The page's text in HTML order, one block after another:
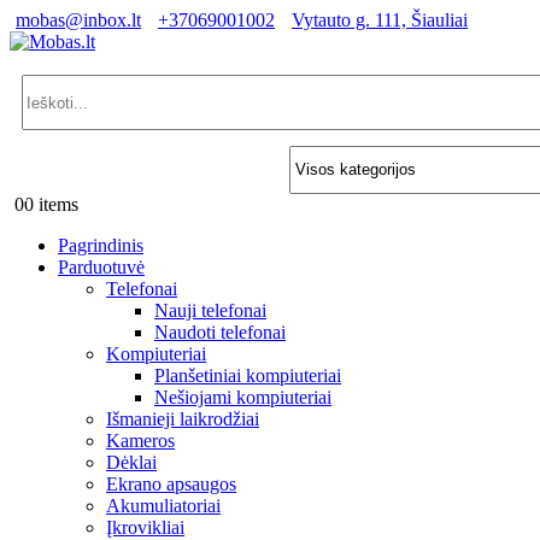
mobas@inbox.lt +37069001002 Vytauto g. 111, Šiauliai
00 items
Pagrindinis
Parduotuvė
Telefonai
Nauji telefonai
Naudoti telefonai
Kompiuteriai
Planšetiniai kompiuteriai
Nešiojami kompiuteriai
Išmanieji laikrodžiai
Kameros
Dėklai
Ekrano apsaugos
Akumuliatoriai
Įkrovikliai